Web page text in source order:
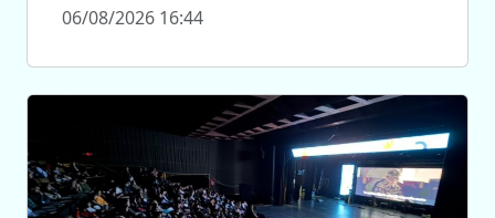
06/08/2026 16:44